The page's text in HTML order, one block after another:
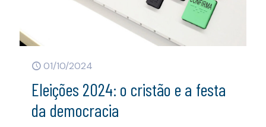
01/10/2024
Eleições 2024: o cristão e a festa
da democracia